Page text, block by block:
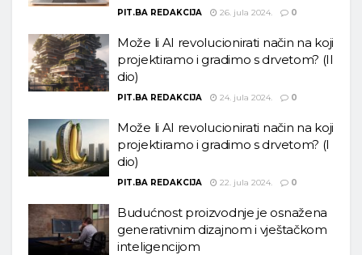
PIT.BA REDAKCIJA 26. jula 2024. 0
Može li AI revolucionirati način na koji
projektiramo i gradimo s drvetom? (II
dio)
PIT.BA REDAKCIJA 24. jula 2024. 0
Može li AI revolucionirati način na koji
projektiramo i gradimo s drvetom? (I
dio)
PIT.BA REDAKCIJA 22. jula 2024. 0
Budućnost proizvodnje je osnažena
generativnim dizajnom i vještačkom
inteligencijom